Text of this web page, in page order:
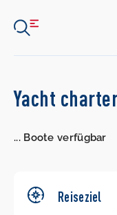
Search
Yacht
...Boote verfügbar
Reiseziel